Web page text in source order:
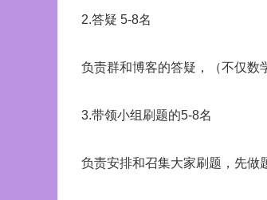
2.答疑 5-8名
负责群和博客的答疑，（不仅数
3.带领小组刷题的5-8名
负责安排和召集大家刷题，先做